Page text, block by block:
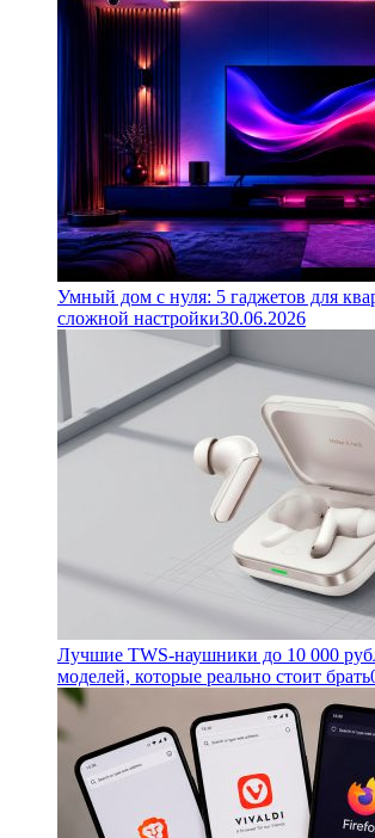
Умный дом с нуля: 5 гаджетов для
сложной настройки30.06.2026
Лучшие TWS-наушники до 10 000
моделей, которые реально стоит брать